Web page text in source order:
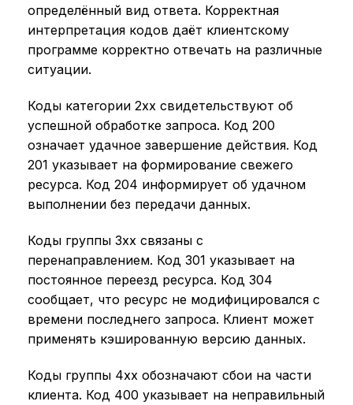
определённый вид ответа. Корректная
интерпретация кодов даёт клиентскому
программе корректно отвечать на различные
ситуации.
Коды категории 2xx свидетельствуют об
успешной обработке запроса. Код 200
означает удачное завершение действия. Код
201 указывает на формирование свежего
ресурса. Код 204 информирует об удачном
выполнении без передачи данных.
Коды группы 3xx связаны с
перенаправлением. Код 301 указывает на
постоянное переезд ресурса. Код 304
сообщает, что ресурс не модифицировался с
времени последнего запроса. Клиент может
применять кэшированную версию данных.
Коды группы 4xx обозначают сбои на части
клиента. Код 400 указывает на неправильный